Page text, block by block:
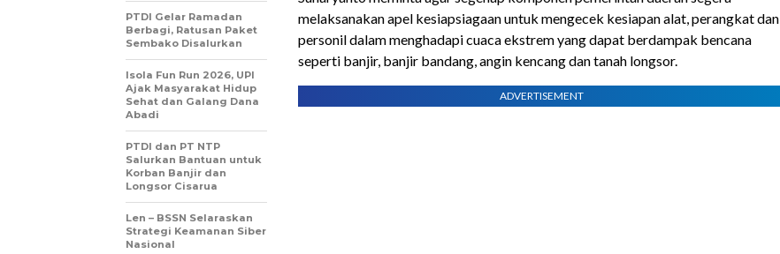
melaksanakan apel kesiapsiagaan untuk mengecek kesiapan alat, perangkat dan
personil dalam menghadapi cuaca ekstrem yang dapat berdampak bencana
seperti banjir, banjir bandang, angin kencang dan tanah longsor.
ADVERTISEMENT
PTDI Gelar Ramadan
Berbagi, Ratusan Paket
Sembako Disalurkan
Isola Fun Run 2026, UPI
Ajak Masyarakat Hidup
Sehat dan Galang Dana
Abadi
PTDI dan PT NTP
Salurkan Bantuan untuk
Korban Banjir dan
Longsor Cisarua
Len – BSSN Selaraskan
Strategi Keamanan Siber
Nasional